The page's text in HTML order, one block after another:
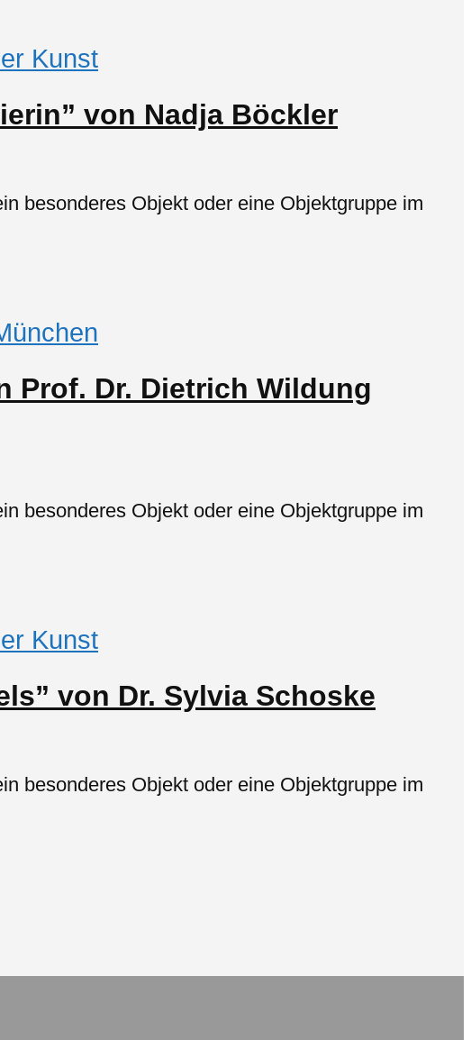
Kunst
von Nadja Böckler
besonderes Objekt oder eine Objektgruppe im
Prof. Dr. Dietrich Wildung
besonderes Objekt oder eine Objektgruppe im
Kunst
von Dr. Sylvia Schoske
besonderes Objekt oder eine Objektgruppe im